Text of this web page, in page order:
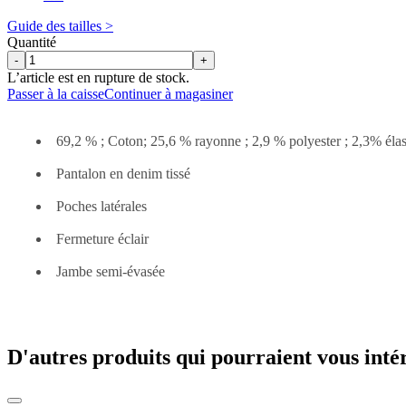
Guide des tailles >
Quantité
- +
L’article est en rupture de stock.
Passer à la caisseContinuer à magasiner
69,2 % ; Coton; 25,6 % rayonne ; 2,9 % polyester ; 2,3%
Pantalon en denim tissé
Poches latérales
Fermeture éclair
Jambe semi-évasée
D'autres produits qui pourraient vous